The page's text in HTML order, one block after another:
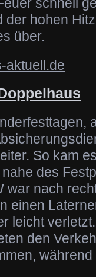
der hohen
über.
aktuell.de
So kam
des
war nach
einen
leicht
den